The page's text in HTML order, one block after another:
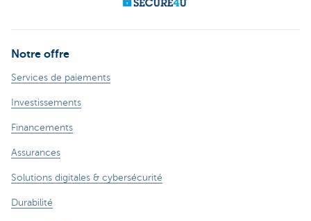
Notre offre
Services de paiements
Investissements
Financements
Assurances
Solutions digitales & cybersécurité
Durabilité